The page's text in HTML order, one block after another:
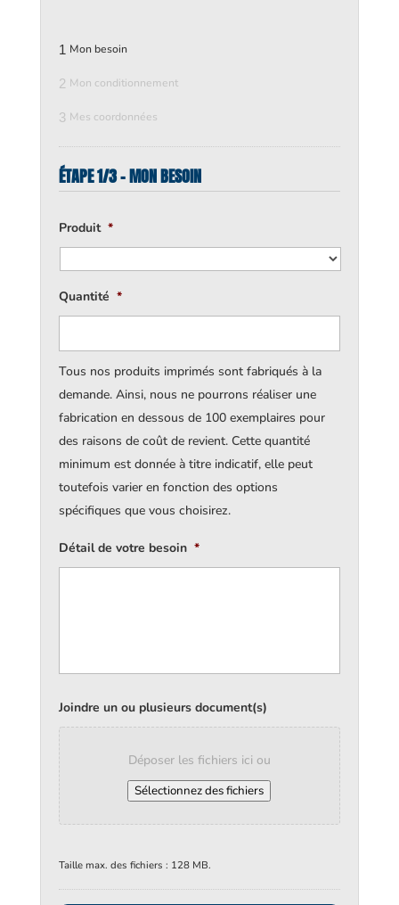
1 Mon besoin
2 Mon conditionnement
3 Mes coordonnées
ÉTAPE 1/3 - MON BESOIN
Produit *
Quantité *
Tous nos produits imprimés sont fabriqués à la
demande. Ainsi, nous ne pourrons réaliser une
fabrication en dessous de 100 exemplaires pour
des raisons de coût de revient. Cette quantité
minimum est donnée à titre indicatif, elle peut
toutefois varier en fonction des options
spécifiques que vous choisirez.
Détail de votre besoin *
Joindre un ou plusieurs document(s)
Déposer les fichiers ici ou
Sélectionnez des fichiers
Taille max. des fichiers : 128 MB.